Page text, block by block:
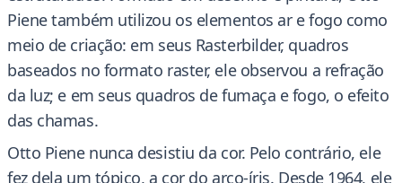
Piene também utilizou os elementos ar e fogo como
meio de criação: em seus Rasterbilder, quadros
baseados no formato raster, ele observou a refração
da luz; e em seus quadros de fumaça e fogo, o efeito
das chamas.
Otto Piene nunca desistiu da cor. Pelo contrário, ele
fez dela um tópico, a cor do arco-íris. Desde 1964, ele